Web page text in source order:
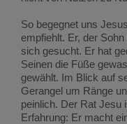
So begegnet uns
empfiehlt. Er, der
sich gesucht. Er hat
Seinen die Füße
gewählt. Im Blick auf
Gerangel um Ränge
peinlich. Der Rat Jesu
Erfahrung: Er macht